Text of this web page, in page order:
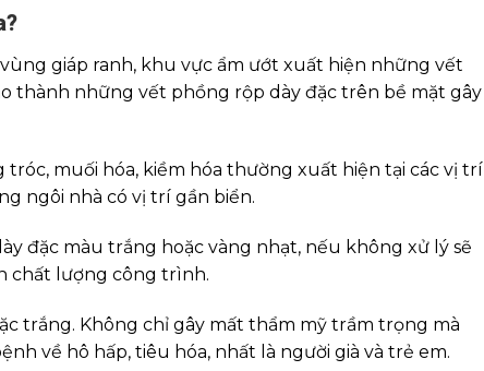
giáp ranh, khu vực ẩm ướt xuất hiện những vết
thành những vết phồng rộp dày đặc trên bề mặt gây
muối hóa, kiềm hóa thường xuất hiện tại các vị trí
ngôi nhà có vị trí gần biển.
đặc màu trắng hoặc vàng nhạt, nếu không xử lý sẽ
chất lượng công trình.
trắng. Không chỉ gây mất thẩm mỹ trầm trọng mà
về hô hấp, tiêu hóa, nhất là người già và trẻ em.